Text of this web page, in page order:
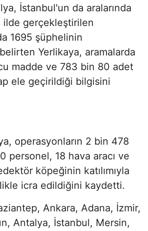
İstanbul'un da aralarında
ilde gerçekleştirilen
1695 şüphelinin
belirten Yerlikaya, aramalarda
madde ve 783 bin 80 adet
ele geçirildiği bilgisini
operasyonların 2 bin 478
personel, 18 hava aracı ve
köpeğinin katılımıyla
icra edildiğini kaydetti.
Ankara, Adana, İzmir,
Antalya, İstanbul, Mersin,